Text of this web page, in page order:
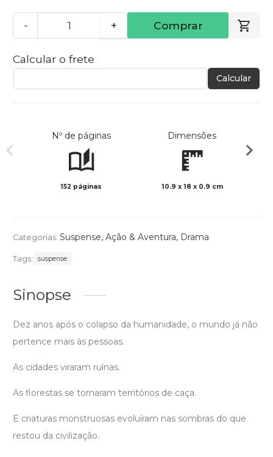
- + Comprar
Calcular o frete
Calcular
Nº de páginas
152 páginas
Dimensões
10.9 x 18 x 0.9 cm
Categorias: Suspense, Ação & Aventura, Drama
Tags: suspense
Sinopse
Dez anos após o colapso da humanidade, o mundo já não
pertence mais às pessoas.
As cidades viraram ruínas.
As florestas se tornaram territórios de caça.
E criaturas monstruosas evoluíram nas sombras do que
restou da civilização.